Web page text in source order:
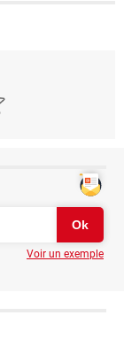
Voir un exemple